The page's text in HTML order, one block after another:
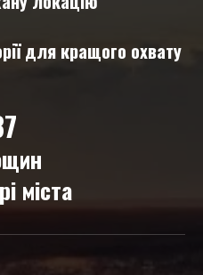
для кращого охвату
міста